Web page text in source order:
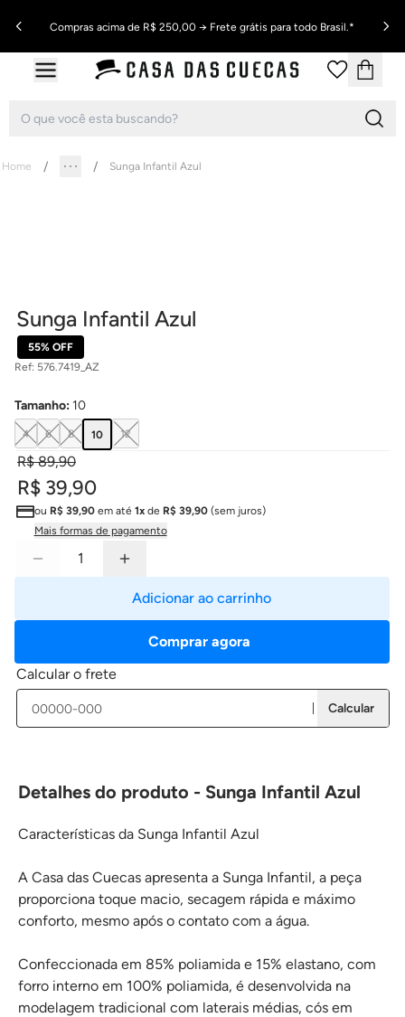
Compras acima de R$ 250,00 → Frete grátis para todo Brasil.*
Home Sunga Infantil Azul
Sunga Infantil Azul
55% OFF
Ref: 576.7419_AZ
Tamanho: 10
4 6 8 10 12
R$ 39,90
R$ 89,90
ou R$ 39,90em até 1xde R$ 39,90(sem juros)
Mais formas de pagamento
Comprar agora
Adicionar ao carrinho
Calcular o frete
Calcular
Detalhes do produto - Sunga Infantil Azul
Características da Sunga Infantil Azul
A Casa das Cuecas apresenta a Sunga Infantil, a peça
proporciona toque macio, secagem rápida e máximo
conforto, mesmo após o contato com a água.
Confeccionada em 85% poliamida e 15% elastano, com
forro interno em 100% poliamida, é desenvolvida na
modelagem tradicional com laterais médias, cós em